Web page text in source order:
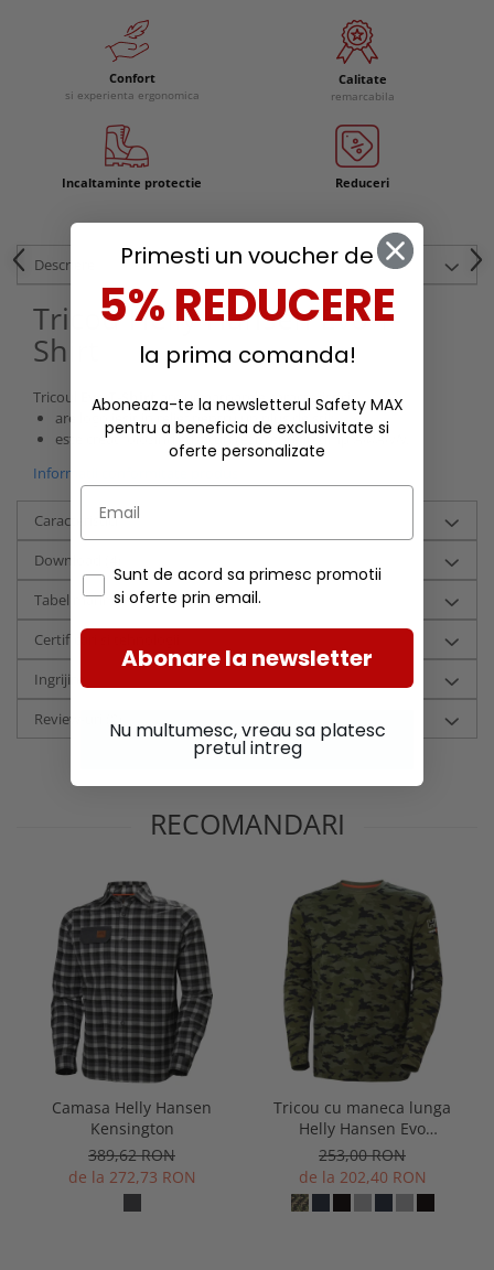
Confort
si experienta ergonomica
Calitate
remarcabila
Incaltaminte protectie Reduceri
Descriere
Tricou Helly Hansen Evo T-
Shirt
Tricoul Evo T-Shirtare urmatoarele caracteristici:
are logo iesit in relief pentru un plus de stil;
este creat folosind cusaturi rezistente in timpAMANN
Informatii conformitate produs
Caracteristici
Download (4)
Tabel marimi HHW - Barbati (cm)
Certificari si tehnologii
Ingrijire
Review-uri
RECOMANDARI
Camasa Helly Hansen
Kensington
389,62 RON
de la 272,73 RON
Tricou cu maneca lunga
Helly Hansen Evo
Longsleeve
253,00 RON
de la 202,40 RON
Primesti un voucher de
5% REDUCERE
la prima comanda!
Aboneaza-te la newsletterul Safety MAX
pentru a beneficia de exclusivitate si
oferte personalizate
Sunt de acord sa primesc promotii
si oferte prin email.
Abonare la newsletter
Nu multumesc, vreau sa platesc
pretul intreg